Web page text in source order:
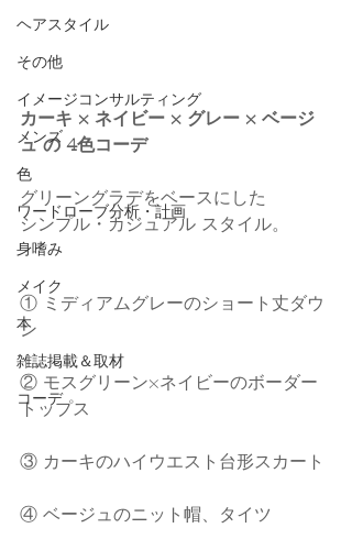
ヘアスタイル
その他
イメージコンサルティング
メンズ
色
ワードローブ分析・計画
身嗜み
メイク
本
雑誌掲載＆取材
コーデ
カーキ × ネイビー × グレー × ベージ
ュ の 4色コーデ
グリーングラデをベースにした
シンプル・カジュアル スタイル。
① ミディアムグレーのショート丈ダウ
ン
② モスグリーン×ネイビーのボーダー
トップス
③ カーキのハイウエスト台形スカート
④ ベージュのニット帽、タイツ